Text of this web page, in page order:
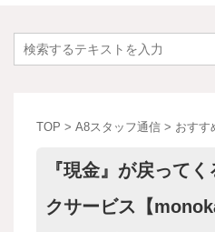
TOP > A8スタッフ通信 > おすす
『現金』が戻って
クサービス【